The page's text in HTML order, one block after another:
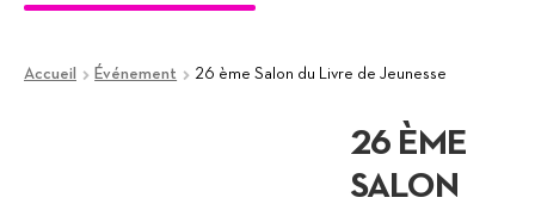
Accueil Événement 26 ème Salon du Livre de Jeunesse
26 ÈME
SALON